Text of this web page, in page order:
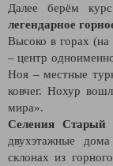
Далее берём
легендарное
Высоко в горах
– центр
Ноя – местные
ковчег. Нохур
мира».
Селения
двухэтажные
склонах из